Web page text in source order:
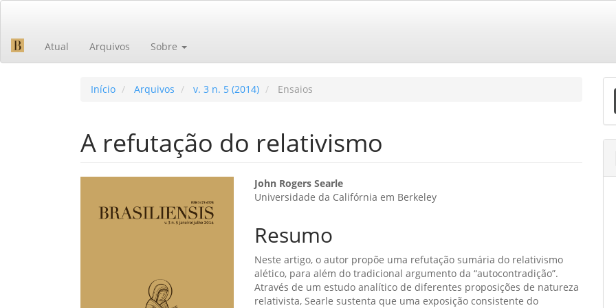
principal
Barra
Atual Arquivos Sobre
Início Arquivos v. 3 n. 5 (2014) Ensaios
A refutação do relativismo
lateral
Conteúdo
do
artigo
principal
John Rogers Searle
Universidade da Califórnia em Berkeley
Resumo
Neste artigo, o autor propõe uma refutação sumária do relativismo
alético, para além do tradicional argumento da “autocontradição”.
Através de um estudo analítico de diferentes proposições de natureza
relativista, Searle sustenta que uma exposição consistente do